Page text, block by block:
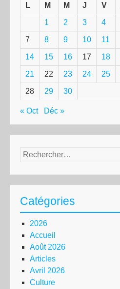
L
M M J V
1 2 3 4
7 8 9 10 11
14 15 16 17 18
21 22 23 24 25
28 29 30
« Oct Déc »
Rechercher :
Catégories
2026
Accueil
Août 2026
Articles
Avril 2026
Culture